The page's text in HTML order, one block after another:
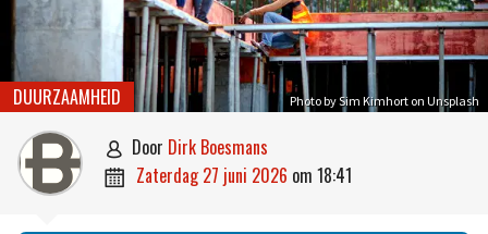
Photo by Sim Kimhort on Unsplash
DUURZAAMHEID
 door Dirk Boesmans
 zaterdag 27 juni 2026 om 18:41